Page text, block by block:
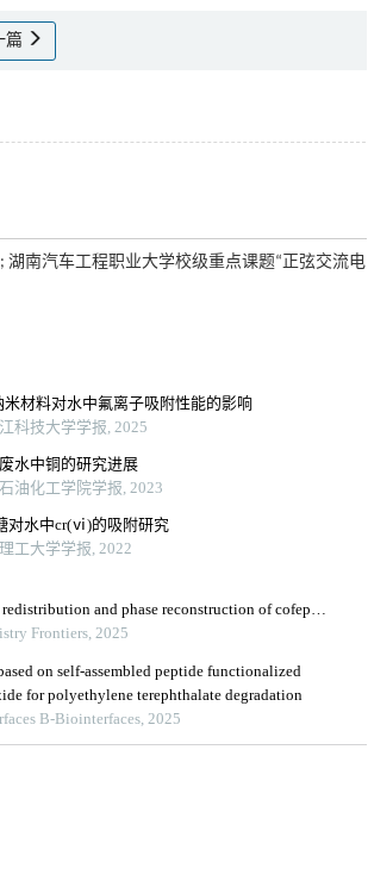
篇
湖南汽车工程职业大学校级重点课题“正弦交流电